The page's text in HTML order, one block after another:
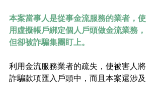
本案當事人是從事金流服務的業者，使
用虛擬帳戶綁定個人戶頭做金流業務，
但卻被詐騙集團盯上。
利用金流服務業者的疏失，使被害人將
詐騙款項匯入戶頭中，而且本案還涉及